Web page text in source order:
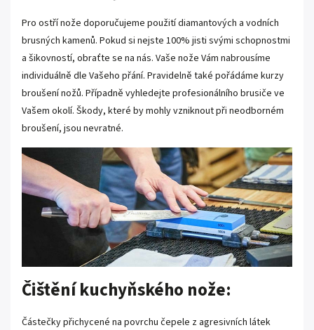
Pro ostří nože doporučujeme použití diamantových a vodních
brusných kamenů. Pokud si nejste 100% jisti svými schopnostmi
a šikovností, obraťte se na nás. Vaše nože Vám nabrousíme
individuálně dle Vašeho přání. Pravidelně také pořádáme kurzy
broušení nožů. Případně vyhledejte profesionálního brusiče ve
Vašem okolí. Škody, které by mohly vzniknout při neodborném
broušení, jsou nevratné.
Čištění kuchyňského nože:
Částečky přichycené na povrchu čepele z agresivních látek